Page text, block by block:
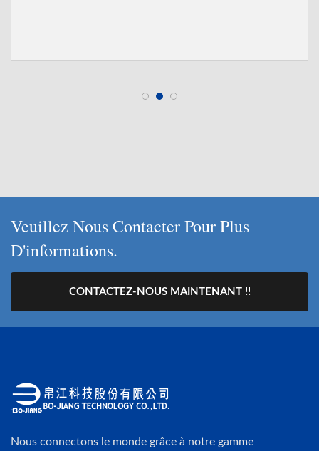
Veuillez Nous Contacter Pour Plus
D'informations.
CONTACTEZ-NOUS MAINTENANT !!
Nous connectons le monde grâce à notre gamme